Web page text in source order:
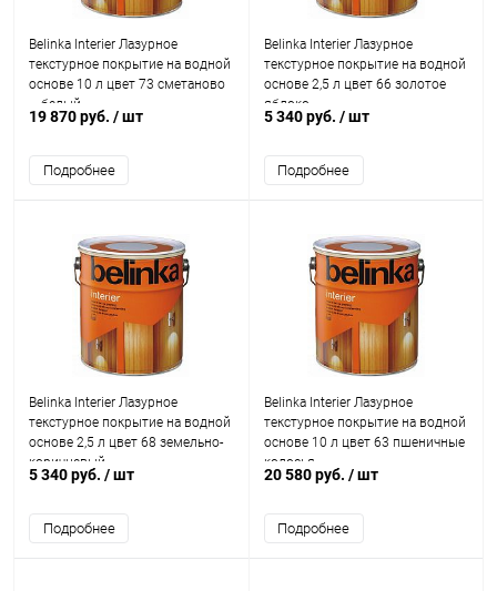
Belinka Interier Лазурное
текстурное покрытие на водной
основе 10 л цвет 73 сметаново
– белый
19 870 руб. / шт
Подробнее
Belinka Interier Лазурное
текстурное покрытие на водной
основе 2,5 л цвет 66 золотое
яблоко
5 340 руб. / шт
Подробнее
Belinka Interier Лазурное
текстурное покрытие на водной
основе 2,5 л цвет 68 земельно-
коричневый
5 340 руб. / шт
Подробнее
Belinka Interier Лазурное
текстурное покрытие на водной
основе 10 л цвет 63 пшеничные
колосья
20 580 руб. / шт
Подробнее